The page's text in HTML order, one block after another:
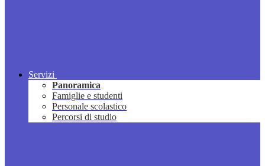
Servizi
Panoramica
Famiglie e studenti
Personale scolastico
Percorsi di studio